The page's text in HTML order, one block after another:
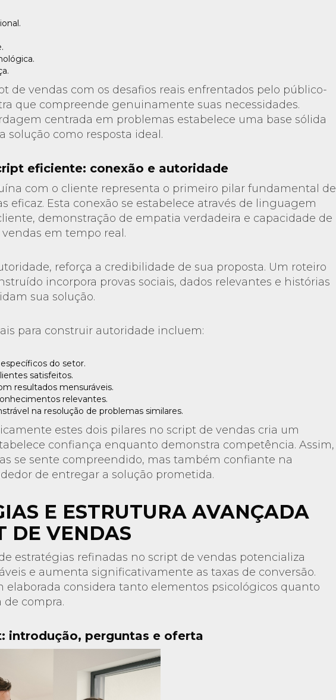
de vendas com os desafios reais enfrentados pelo público-
que compreende genuinamente suas necessidades.
centrada em problemas estabelece uma base sólida
solução como resposta ideal.
eficiente: conexão e autoridade
com o cliente representa o primeiro pilar fundamental de
eficaz. Esta conexão se estabelece através de linguagem
demonstração de empatia verdadeira e capacidade de
em tempo real.
reforça a credibilidade de sua proposta. Um roteiro
incorpora provas sociais, dados relevantes e histórias
sua solução.
para construir autoridade incluem:
do setor.
satisfeitos.
resultados mensuráveis.
relevantes.
na resolução de problemas similares.
estes dois pilares no script de vendas cria um
confiança enquanto demonstra competência. Assim,
se sente compreendido, mas também confiante na
de entregar a solução prometida.
E ESTRUTURA AVANÇADA
DE VENDAS
estratégias refinadas no script de vendas potencializa
e aumenta significativamente as taxas de conversão.
elaborada considera tanto elementos psicológicos quanto
de compra.
introdução, perguntas e oferta